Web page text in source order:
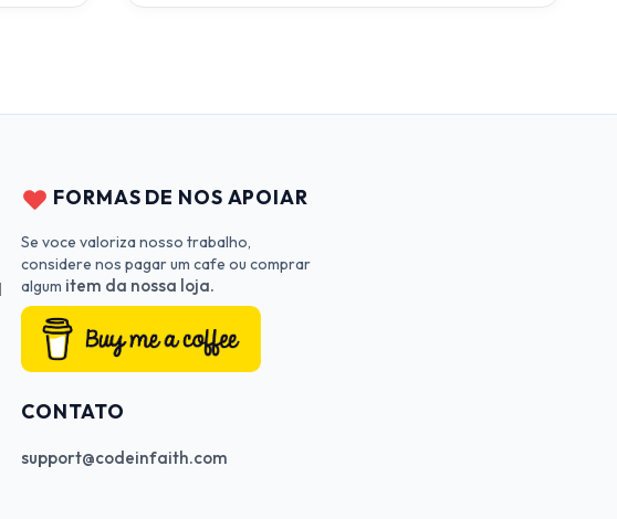
FORMAS DE NOS APOIAR
Se voce valoriza nosso trabalho,
considere nos pagar um cafe ou comprar
algum item da nossa loja.
CONTATO
support@codeinfaith.com